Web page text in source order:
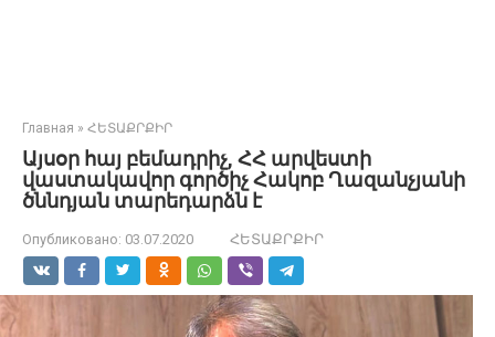
Главная » ՀԵՏԱՔՐՔԻՐ
Այսօր հայ բեմադրիչ, ՀՀ արվեստի
վաստակավոր գործիչ Հակոբ Ղազանչյանի
ծննդյան տարեդարձն է
Опубликовано: 03.07.2020 ՀԵՏԱՔՐՔԻՐ